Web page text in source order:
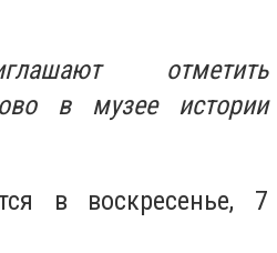
отметить
в музее истории
в воскресенье, 7